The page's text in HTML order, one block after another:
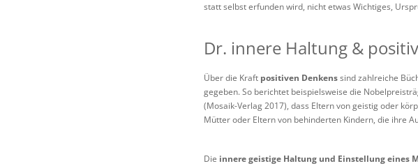
statt selbst erfunden wird, nicht etwas Wichtiges,
Dr. innere Haltung &
Über die Kraft positiven Denkenssind zahlreiche
gegeben. So berichtet beispielsweise die
(Mosaik-Verlag 2017), dass Eltern von geistig oder
Mütter oder Eltern von behinderten Kindern, die ihre
Die innere geistige Haltung und Einstellung eines